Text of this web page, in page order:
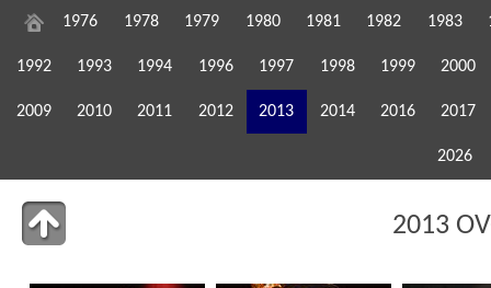
1976 1978 1979 1980 1981 1982 1983
1992 1993 1994 1996 1997 1998 1999 2000
2009 2010 2011 2012 2013 2014 2016 2017
2026
2013